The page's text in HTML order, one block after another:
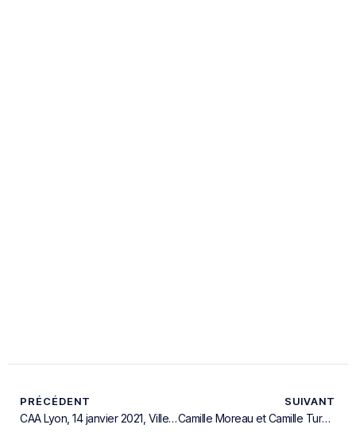
PRÉCÉDENT
CAA Lyon, 14 janvier 2021, Ville de Grenoble, n°18LY03411 et 18LY03413 – [Conclusions de M. Pierre THIERRY, rapporteur public]
SUIVANT
Camille Moreau et Camille Turpin – Centre de Gestion de l’Isère